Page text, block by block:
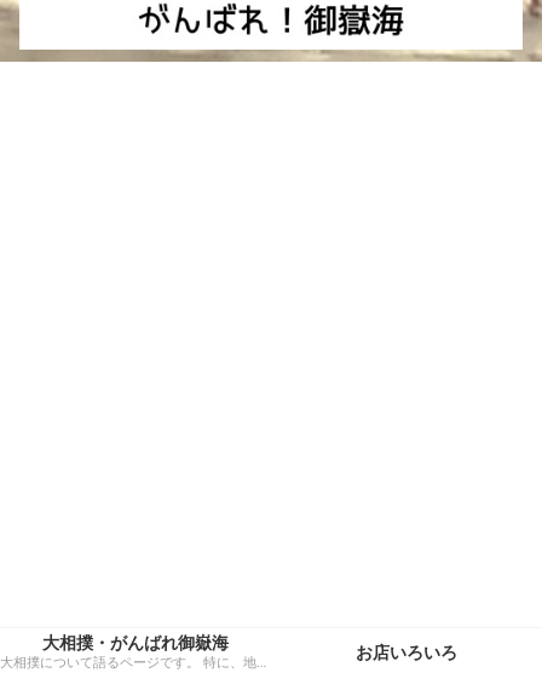
大相撲・がんばれ御嶽海
大相撲について語るページです。 特に、地元力士・御嶽海関を、粘り強く応援いたします！ お店いろいろ